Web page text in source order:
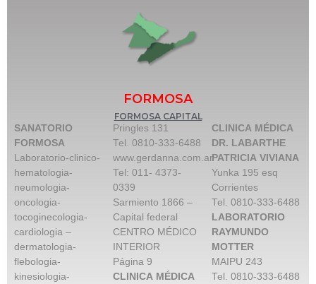
FORMOSA
FORMOSA CAPITAL
SANATORIO
FORMOSA
Laboratorio-clinico-
hematologia-
neumologia-
oncologia-
tocoginecologia-
cardiologia –
dermatologia-
flebologia-
kinesiologia-
Pringles 131
Tel. 0810-333-6488
www.gerdanna.com.ar
Tel: 011- 4373-
0339
Sarmiento 1866 –
Capital federal
CENTRO MÉDICO
INTERIOR
Página 9
CLINICA MÉDICA
CLINICA MÉDICA
DR. LABARTHE
PATRICIA VIVIANA
Yunka 195 esq
Corrientes
Tel. 0810-333-6488
LABORATORIO
RAYMUNDO
MOTTER
MAIPU 243
Tel. 0810-333-6488